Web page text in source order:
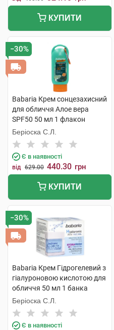
КУПИТИ
−30%
Babaria Крем сонцезахисний
для обличчя Алое вера
SPF50 50 мл 1 флакон
Беріоска С.Л.
Є в наявності
від 629.00 440.30 грн
КУПИТИ
−30%
Babaria Крем Гідрогелевий з
гіалуроновою кислотою для
обличчя 50 мл 1 банка
Беріоска С.Л.
Є в наявності